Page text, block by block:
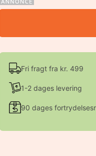
Fri fragt fra kr. 499
1-2 dages levering
90 dages